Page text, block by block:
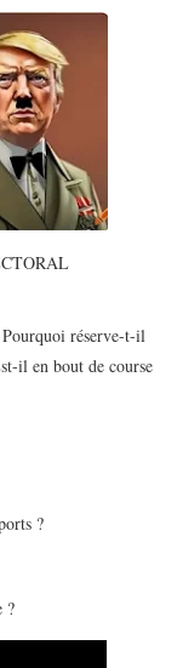
réserve-t-il
il en bout de course
?
?